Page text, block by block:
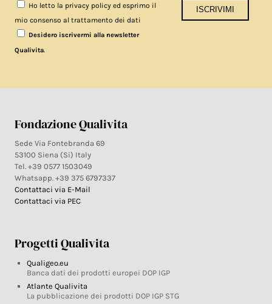
Ho letto la privacy policy ed esprimo il
mio consenso al trattamento dei dati
Desidero iscrivermi alla newsletter
Qualivita.
Fondazione Qualivita
Sede Via Fontebranda 69
53100 Siena (Si) Italy
Tel. +39 0577 1503049
Whatsapp. +39 375 6797337
Contattaci via E-Mail
Contattaci via PEC
Progetti Qualivita
Qualigeo.eu
Banca dati dei prodotti europei DOP IGP
Atlante Qualivita
La pubblicazione dei prodotti DOP IGP STG